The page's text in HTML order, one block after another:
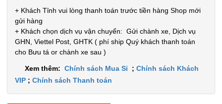
+ Khách Tỉnh vui lòng thanh toán trước tiền hàng Shop mới
gửi hàng
+ Khách chọn dịch vụ vận chuyển: Gửi chành xe, Dịch vụ
GHN, Viettel Post, GHTK ( phí ship Quý khách thanh toán
cho Bưu tá or chành xe sau )
Xem thêm: Chính sách Mua Sỉ ; Chính sách Khách
VIP ; Chính sách Thanh toán
tinh nắp
quai 500ml
SP: